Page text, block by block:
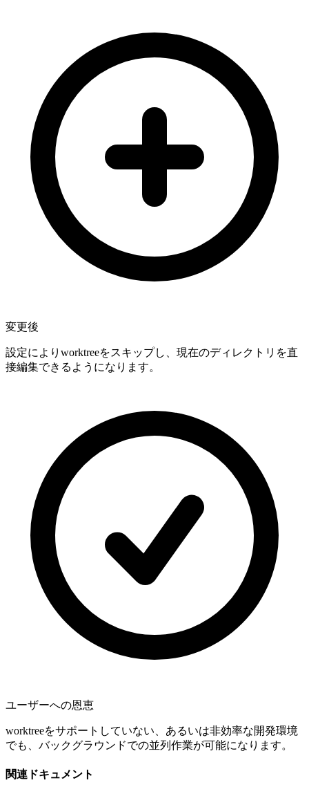
変更後
設定によりworktreeをスキップし、現在のディレクトリを直
接編集できるようになります。
ユーザーへの恩恵
worktreeをサポートしていない、あるいは非効率な開発環境
でも、バックグラウンドでの並列作業が可能になります。
関連ドキュメント